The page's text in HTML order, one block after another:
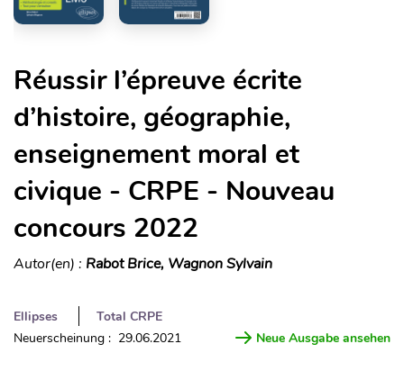
Réussir l’épreuve écrite
d’histoire, géographie,
enseignement moral et
civique - CRPE - Nouveau
concours 2022
Autor(en) : Rabot Brice, Wagnon Sylvain
Ellipses
Total CRPE
Neuerscheinung : 29.06.2021
Neue Ausgabe ansehen